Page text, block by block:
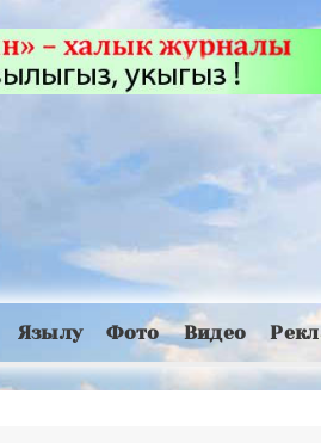
Язылу Фото Видео